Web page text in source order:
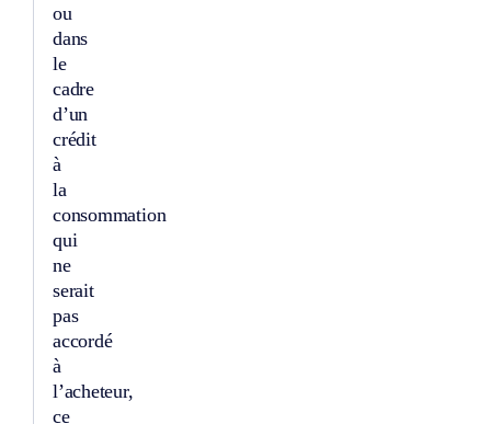
ou
dans
le
cadre
d’un
crédit
à
la
consommation
qui
ne
serait
pas
accordé
à
l’acheteur,
ce